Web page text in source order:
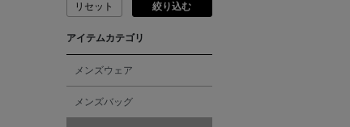
ADVISORY BOARD
AESOP
リセット 絞り込む
アイテムカテゴリ
メンズウェア
メンズバッグ